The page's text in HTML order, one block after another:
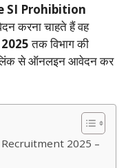
SI Prohibition
करना चाहते हैं वह
2025तक विभाग की
लिंक से ऑनलइन आवेदन कर
2025 –